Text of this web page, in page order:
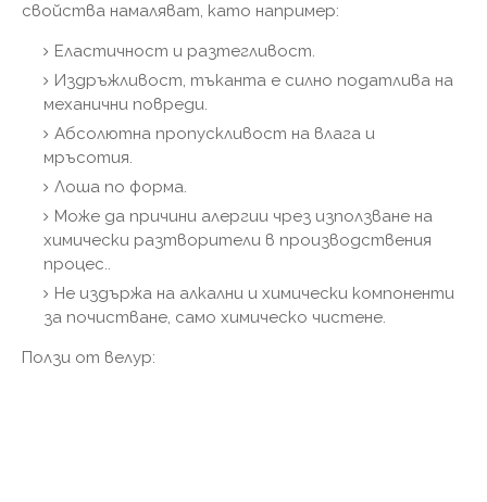
свойства намаляват, като например:
Еластичност и разтегливост.
Издръжливост, тъканта е силно податлива на
механични повреди.
Абсолютна пропускливост на влага и
мръсотия.
Лоша по форма.
Може да причини алергии чрез използване на
химически разтворители в производствения
процес..
Не издържа на алкални и химически компоненти
за почистване, само химическо чистене.
Ползи от велур: